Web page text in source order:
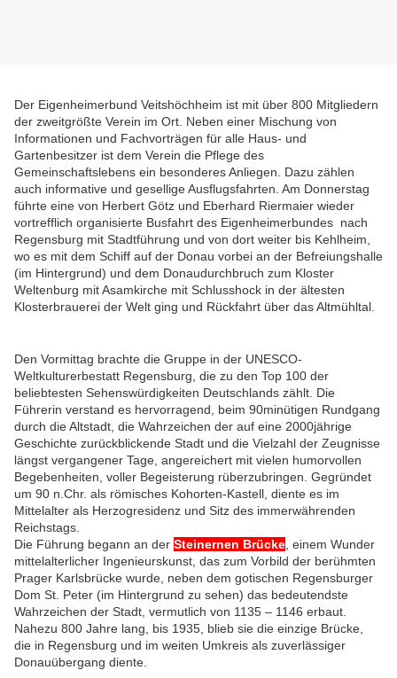
Der Eigenheimerbund Veitshöchheim ist mit über 800 Mitgliedern
der zweitgrößte Verein im Ort. Neben einer Mischung von
Informationen und Fachvorträgen für alle Haus- und
Gartenbesitzer ist dem Verein die Pflege des
Gemeinschaftslebens ein besonderes Anliegen. Dazu zählen
auch informative und gesellige Ausflugsfahrten. Am Donnerstag
führte eine von Herbert Götz und Eberhard Riermaier wieder
vortrefflich organisierte Busfahrt des Eigenheimerbundes nach
Regensburg mit Stadtführung und von dort weiter bis Kehlheim,
wo es mit dem Schiff auf der Donau vorbei an der Befreiungshalle
(im Hintergrund) und dem Donaudurchbruch zum Kloster
Weltenburg mit Asamkirche mit Schlusshock in der ältesten
Klosterbrauerei der Welt ging und Rückfahrt über das Altmühltal.
Den Vormittag brachte die Gruppe in der UNESCO-
Weltkulturerbestatt Regensburg, die zu den Top 100 der
beliebtesten Sehenswürdigkeiten Deutschlands zählt. Die
Führerin verstand es hervorragend, beim 90minütigen Rundgang
durch die Altstadt, die Wahrzeichen der auf eine 2000jährige
Geschichte zurückblickende Stadt und die Vielzahl der Zeugnisse
längst vergangener Tage, angereichert mit vielen humorvollen
Begebenheiten, voller Begeisterung rüberzubringen. Gegründet
um 90 n.Chr. als römisches Kohorten-Kastell, diente es im
Mittelalter als Herzogresidenz und Sitz des immerwährenden
Reichstags.
Die Führung begann an der Steinernen Brücke , einem Wunder
mittelalterlicher Ingenieurskunst, das zum Vorbild der berühmten
Prager Karlsbrücke wurde, neben dem gotischen Regensburger
Dom St. Peter (im Hintergrund zu sehen) das bedeutendste
Wahrzeichen der Stadt, vermutlich von 1135 – 1146 erbaut.
Nahezu 800 Jahre lang, bis 1935, blieb sie die einzige Brücke,
die in Regensburg und im weiten Umkreis als zuverlässiger
Donauübergang diente.